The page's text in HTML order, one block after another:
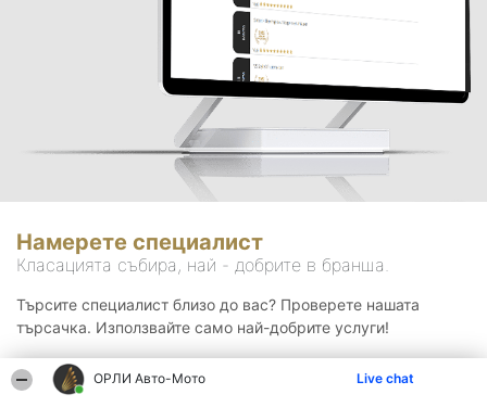
ОРЛИ Aвто-Mото Live chat
Намерете специалист
Класацията събира, най - добрите в бранша.
Търсите специалист близо до вас? Проверете нашата
търсачка. Използвайте само най-добрите услуги!